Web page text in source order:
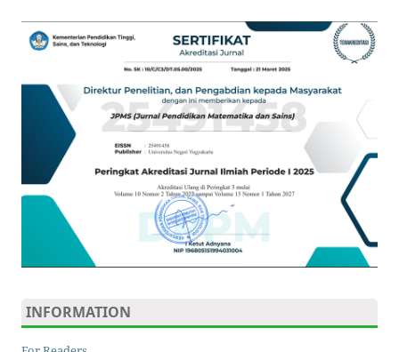
INFORMATION